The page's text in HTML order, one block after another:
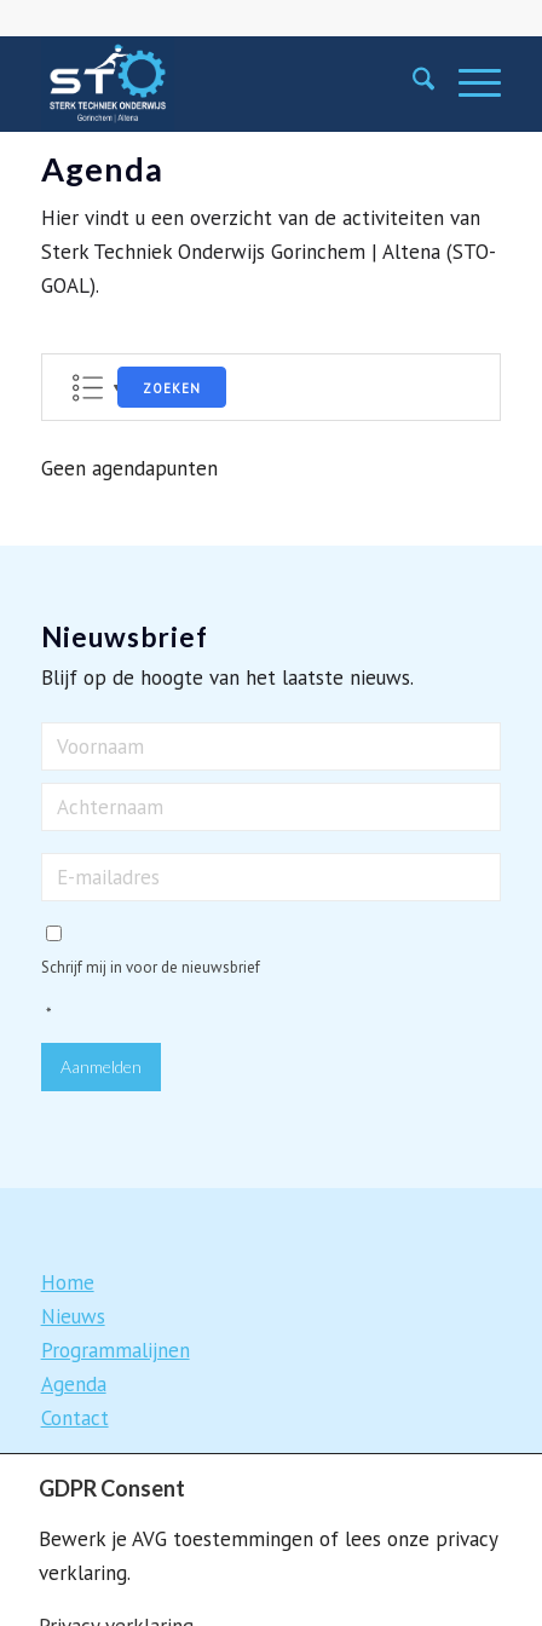
Agenda
Hier vindt u een overzicht van de activiteiten van
Sterk Techniek Onderwijs Gorinchem | Altena (STO-
GOAL).
ZOEKEN
Geen agendapunten
Nieuwsbrief
Blijf op de hoogte van het laatste nieuws.
mailadres
Schrijf mij in voor de nieuwsbrief
*
Aanmelden
Home
Nieuws
Programmalijnen
Agenda
Contact
En bekijk alleSTO-regio’sop delandkaart.
GDPR Consent
Bewerk je AVG toestemmingen of lees onze privacy
verklaring.